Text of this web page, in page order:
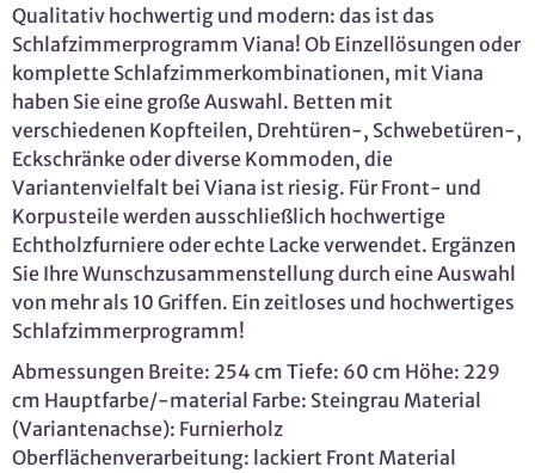
Qualitativ hochwertig und modern: das ist das
Schlafzimmerprogramm Viana! Ob Einzellösungen oder
komplette Schlafzimmerkombinationen, mit Viana
haben Sie eine große Auswahl. Betten mit
verschiedenen Kopfteilen, Drehtüren-, Schwebetüren-,
Eckschränke oder diverse Kommoden, die
Variantenvielfalt bei Viana ist riesig. Für Front- und
Korpusteile werden ausschließlich hochwertige
Echtholzfurniere oder echte Lacke verwendet. Ergänzen
Sie Ihre Wunschzusammenstellung durch eine Auswahl
von mehr als 10 Griffen. Ein zeitloses und hochwertiges
Schlafzimmerprogramm!
Abmessungen Breite: 254 cm Tiefe: 60 cm Höhe: 229
cm Hauptfarbe/-material Farbe: Steingrau Material
(Variantenachse): Furnierholz
Oberflächenverarbeitung: lackiert Front Material